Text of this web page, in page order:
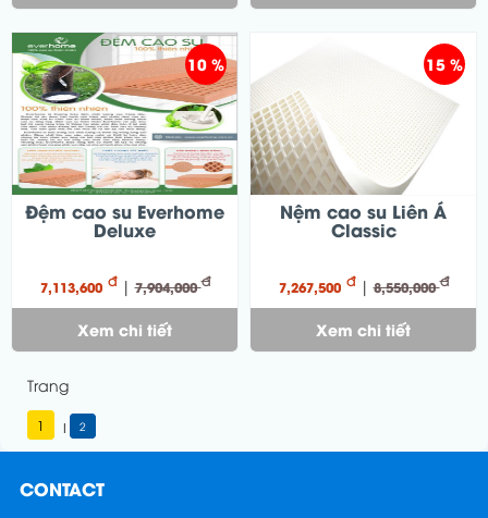
10 %
Đệm cao su Everhome
Deluxe
7,113,600 đ | 7,904,000đ
Xem chi tiết
15 %
Nệm cao su Liên Á
Classic
7,267,500 đ | 8,550,000đ
Xem chi tiết
Trang
1 | 2
CONTACT